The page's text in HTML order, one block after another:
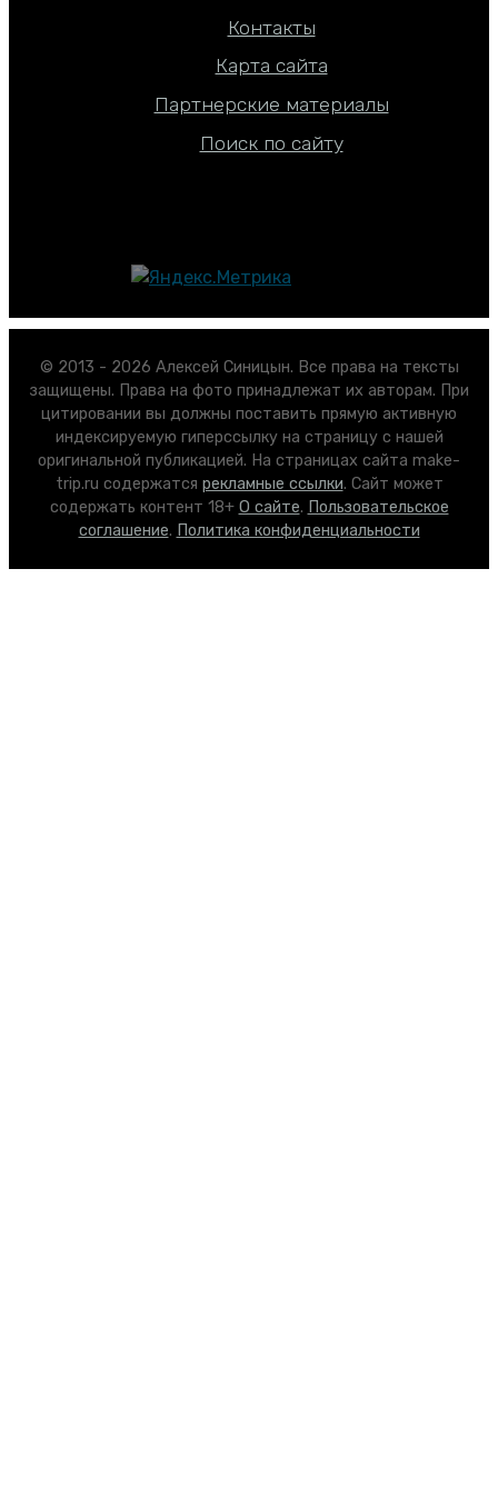
Контакты
Карта сайта
Партнерские материалы
Поиск по сайту
© 2013 - 2026 Алексей Синицын. Все права на тексты
защищены. Права на фото принадлежат их авторам. При
цитировании вы должны поставить прямую активную
индексируемую гиперссылку на страницу с нашей
оригинальной публикацией. На страницах сайта make-
trip.ru содержатся рекламные ссылки. Сайт может
содержать контент 18+ О сайте. Пользовательское
соглашение. Политика конфиденциальности